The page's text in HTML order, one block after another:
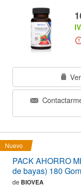
Nuevo
PACK AHORRO
de bayas) 180
de BIOVEA